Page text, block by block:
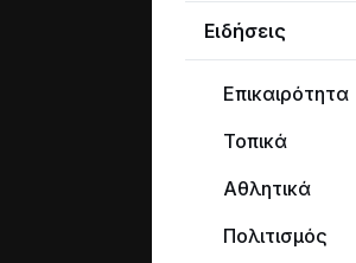
Ειδήσεις
Επικαιρότητα
Τοπικά
Αθλητικά
Πολιτισμός